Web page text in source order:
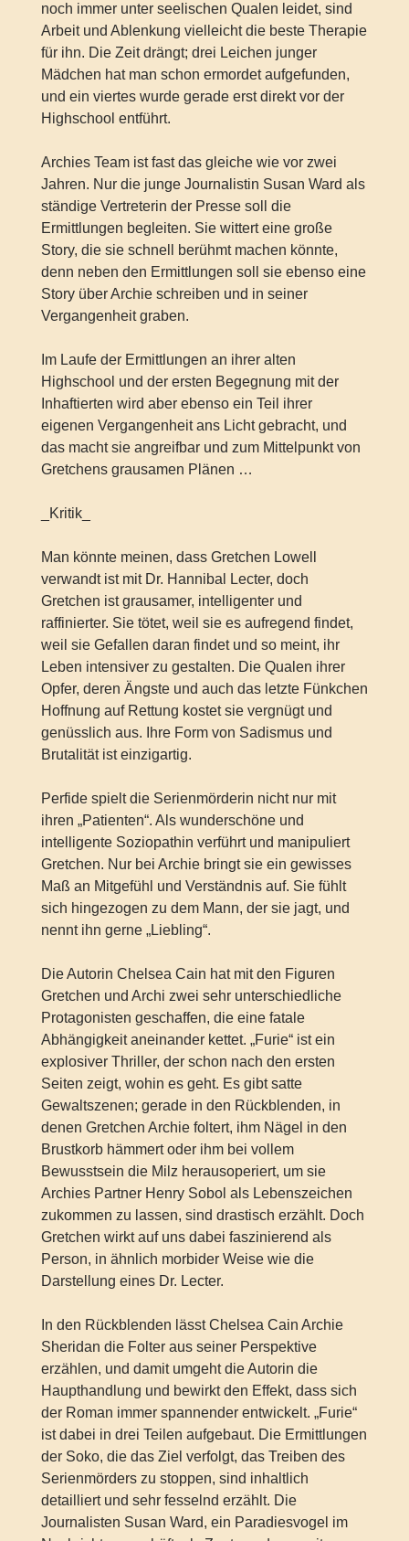
noch immer unter seelischen Qualen leidet, sind
Arbeit und Ablenkung vielleicht die beste Therapie
für ihn. Die Zeit drängt; drei Leichen junger
Mädchen hat man schon ermordet aufgefunden,
und ein viertes wurde gerade erst direkt vor der
Highschool entführt.
Archies Team ist fast das gleiche wie vor zwei
Jahren. Nur die junge Journalistin Susan Ward als
ständige Vertreterin der Presse soll die
Ermittlungen begleiten. Sie wittert eine große
Story, die sie schnell berühmt machen könnte,
denn neben den Ermittlungen soll sie ebenso eine
Story über Archie schreiben und in seiner
Vergangenheit graben.
Im Laufe der Ermittlungen an ihrer alten
Highschool und der ersten Begegnung mit der
Inhaftierten wird aber ebenso ein Teil ihrer
eigenen Vergangenheit ans Licht gebracht, und
das macht sie angreifbar und zum Mittelpunkt von
Gretchens grausamen Plänen …
_Kritik_
Man könnte meinen, dass Gretchen Lowell
verwandt ist mit Dr. Hannibal Lecter, doch
Gretchen ist grausamer, intelligenter und
raffinierter. Sie tötet, weil sie es aufregend findet,
weil sie Gefallen daran findet und so meint, ihr
Leben intensiver zu gestalten. Die Qualen ihrer
Opfer, deren Ängste und auch das letzte Fünkchen
Hoffnung auf Rettung kostet sie vergnügt und
genüsslich aus. Ihre Form von Sadismus und
Brutalität ist einzigartig.
Perfide spielt die Serienmörderin nicht nur mit
ihren „Patienten“. Als wunderschöne und
intelligente Soziopathin verführt und manipuliert
Gretchen. Nur bei Archie bringt sie ein gewisses
Maß an Mitgefühl und Verständnis auf. Sie fühlt
sich hingezogen zu dem Mann, der sie jagt, und
nennt ihn gerne „Liebling“.
Die Autorin Chelsea Cain hat mit den Figuren
Gretchen und Archi zwei sehr unterschiedliche
Protagonisten geschaffen, die eine fatale
Abhängigkeit aneinander kettet. „Furie“ ist ein
explosiver Thriller, der schon nach den ersten
Seiten zeigt, wohin es geht. Es gibt satte
Gewaltszenen; gerade in den Rückblenden, in
denen Gretchen Archie foltert, ihm Nägel in den
Brustkorb hämmert oder ihm bei vollem
Bewusstsein die Milz herausoperiert, um sie
Archies Partner Henry Sobol als Lebenszeichen
zukommen zu lassen, sind drastisch erzählt. Doch
Gretchen wirkt auf uns dabei faszinierend als
Person, in ähnlich morbider Weise wie die
Darstellung eines Dr. Lecter.
In den Rückblenden lässt Chelsea Cain Archie
Sheridan die Folter aus seiner Perspektive
erzählen, und damit umgeht die Autorin die
Haupthandlung und bewirkt den Effekt, dass sich
der Roman immer spannender entwickelt. „Furie“
ist dabei in drei Teilen aufgebaut. Die Ermittlungen
der Soko, die das Ziel verfolgt, das Treiben des
Serienmörders zu stoppen, sind inhaltlich
detailliert und sehr fesselnd erzählt. Die
Journalisten Susan Ward, ein Paradiesvogel im